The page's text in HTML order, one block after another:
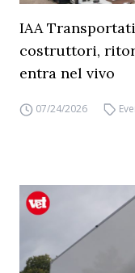
IAA
costruttori,
entra nel vivo
07/24/2026